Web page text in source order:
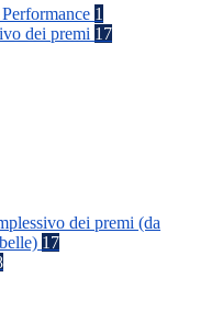
1
dei premi 17
dei premi (da
17